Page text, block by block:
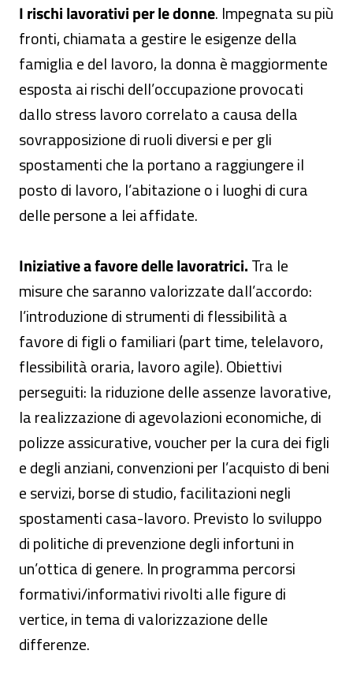
I rischi lavorativi per le donne. Impegnata su più
fronti, chiamata a gestire le esigenze della
famiglia e del lavoro, la donna è maggiormente
esposta ai rischi dell’occupazione provocati
dallo stress lavoro correlato a causa della
sovrapposizione di ruoli diversi e per gli
spostamenti che la portano a raggiungere il
posto di lavoro, l’abitazione o i luoghi di cura
delle persone a lei affidate.
Iniziative a favore delle lavoratrici.Tra le
misure che saranno valorizzate dall’accordo:
l’introduzione di strumenti di flessibilità a
favore di figli o familiari (part time, telelavoro,
flessibilità oraria, lavoro agile). Obiettivi
perseguiti: la riduzione delle assenze lavorative,
la realizzazione di agevolazioni economiche, di
polizze assicurative, voucher per la cura dei figli
e degli anziani, convenzioni per l’acquisto di beni
e servizi, borse di studio, facilitazioni negli
spostamenti casa-lavoro. Previsto lo sviluppo
di politiche di prevenzione degli infortuni in
un’ottica di genere. In programma percorsi
formativi/informativi rivolti alle figure di
vertice, in tema di valorizzazione delle
differenze.